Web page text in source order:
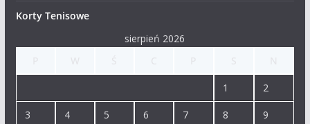
Korty Tenisowe
sierpień 2026
1 2
3 4 5 6 7 8 9